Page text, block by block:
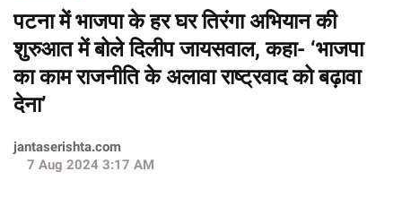
पटना में भाजपा के हर घर तिरंगा अभियान की
शुरुआत में बोले दिलीप जायसवाल, कहा- ‘भाजपा
का काम राजनीति के अलावा राष्ट्रवाद को बढ़ावा
देना’
jantaserishta.com
7 Aug 2024 3:17 AM